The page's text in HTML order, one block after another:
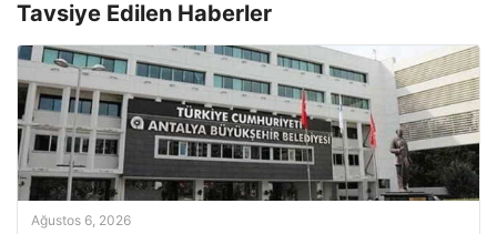
Tavsiye Edilen Haberler
Ağustos 6, 2026